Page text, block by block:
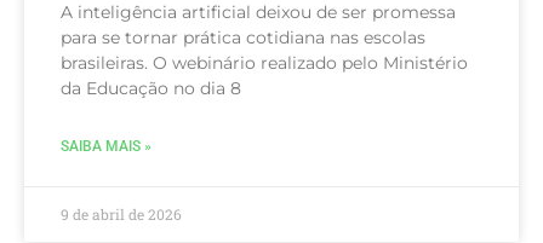
A inteligência artificial deixou de ser promessa
para se tornar prática cotidiana nas escolas
brasileiras. O webinário realizado pelo Ministério
da Educação no dia 8
SAIBA MAIS »
9 de abril de 2026